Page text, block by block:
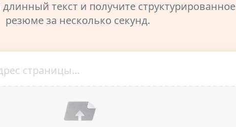
текст и получите структурированное
резюме за несколько секунд.
страницы…